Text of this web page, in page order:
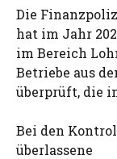
Die
hat im Jahr
im Bereich
Betriebe aus
überprüft, die
Bei den
überlassene